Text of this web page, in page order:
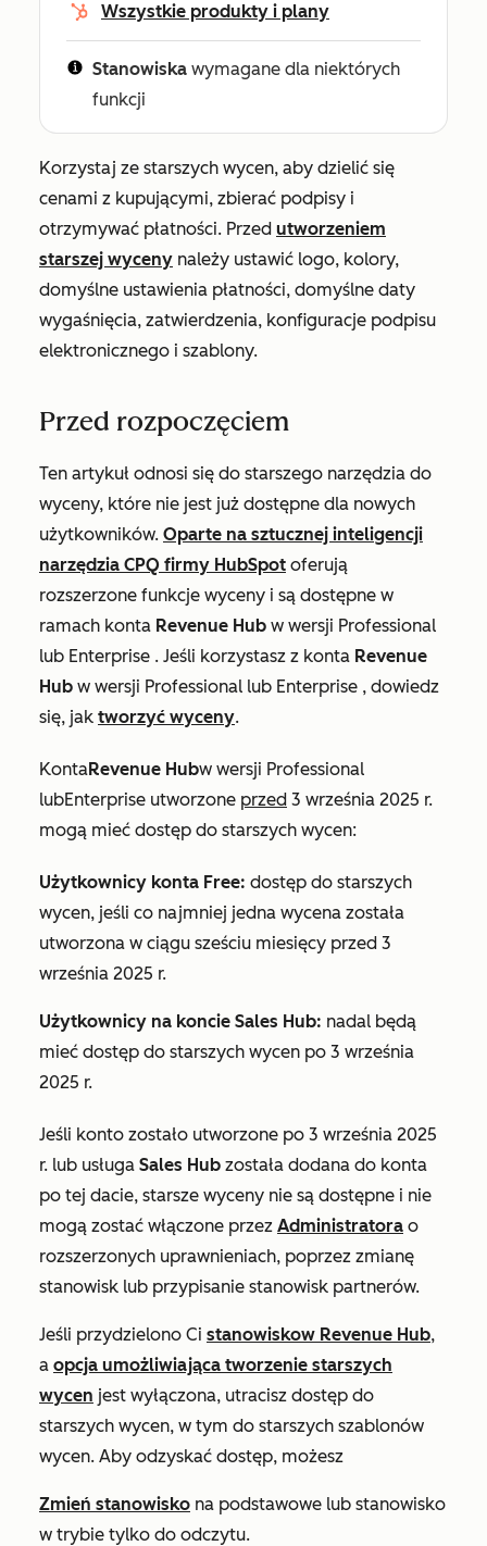
Wszystkie produkty i plany
Stanowiska wymagane dla niektórych
funkcji
Korzystaj ze starszych wycen, aby dzielić się
cenami z kupującymi, zbierać podpisy i
otrzymywać płatności. Przed utworzeniem
starszej wyceny należy ustawić logo, kolory,
domyślne ustawienia płatności, domyślne daty
wygaśnięcia, zatwierdzenia, konfiguracje podpisu
elektronicznego i szablony.
Przed rozpoczęciem
Ten artykuł odnosi się do starszego narzędzia do
wyceny, które nie jest już dostępne dla nowych
użytkowników. Oparte na sztucznej inteligencji
narzędzia CPQ firmy HubSpot oferują
rozszerzone funkcje wyceny i są dostępne w
ramach konta Revenue Hub w wersji Professional
lub Enterprise . Jeśli korzystasz z konta Revenue
Hub w wersji Professional lub Enterprise , dowiedz
się, jak tworzyć wyceny.
KontaRevenue Hubw wersji Professional
lubEnterprise utworzone przed 3 września 2025 r.
mogą mieć dostęp do starszych wycen:
Użytkownicy konta Free: dostęp do starszych
wycen, jeśli co najmniej jedna wycena została
utworzona w ciągu sześciu miesięcy przed 3
września 2025 r.
Użytkownicy na koncie Sales Hub: nadal będą
mieć dostęp do starszych wycen po 3 września
2025 r.
Jeśli konto zostało utworzone po 3 września 2025
r. lub usługa Sales Hub została dodana do konta
po tej dacie, starsze wyceny nie są dostępne i nie
mogą zostać włączone przez Administratora o
rozszerzonych uprawnieniach, poprzez zmianę
stanowisk lub przypisanie stanowisk partnerów.
Jeśli przydzielono Ci stanowiskow Revenue Hub,
a opcja umożliwiająca tworzenie starszych
wycen jest wyłączona, utracisz dostęp do
starszych wycen, w tym do starszych szablonów
wycen. Aby odzyskać dostęp, możesz
Zmień stanowisko na podstawowe lub stanowisko
w trybie tylko do odczytu.